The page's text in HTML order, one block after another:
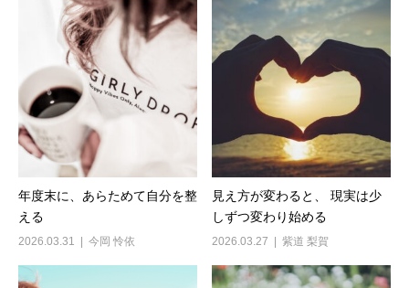
年度末に、あらためて自分を整
える
2026.03.31 今岡 怜依
見え方が変わると、 現実は少
しずつ変わり始める
2026.03.27 紫道 梨賀